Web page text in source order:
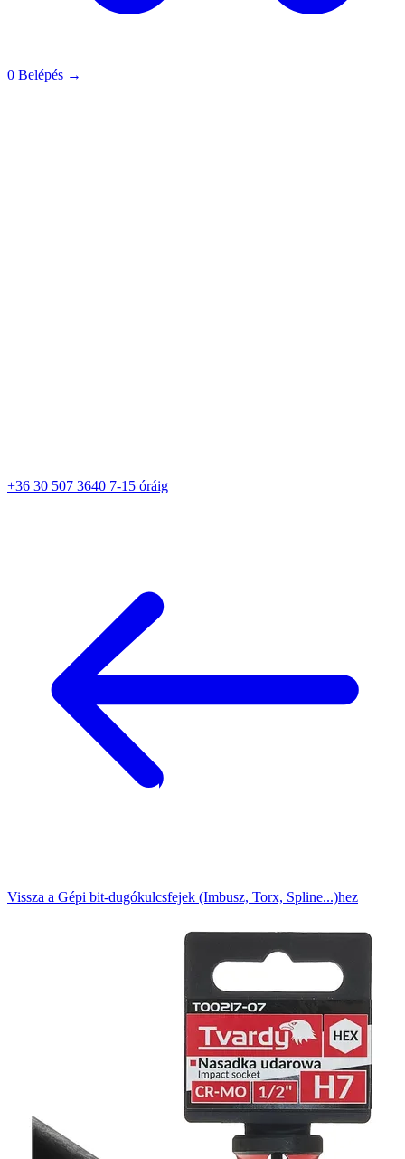
0 Belépés →
+36 30 507 3640 7-15 óráig
Vissza a Gépi bit-dugókulcsfejek (Imbusz, Torx, Spline...)hez